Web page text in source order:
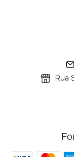
Rua